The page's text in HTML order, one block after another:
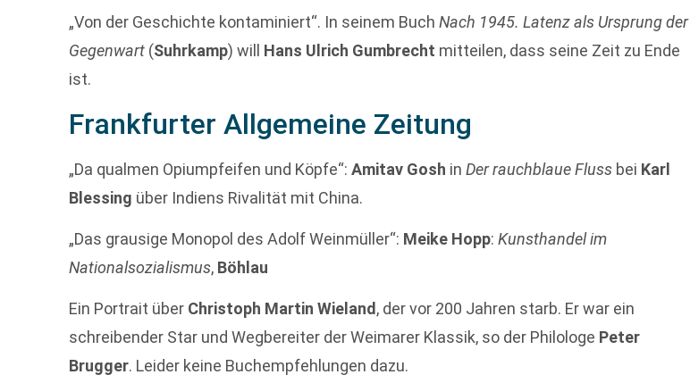
„Von der Geschichte kontaminiert“. In seinem BuchNach 1945. Latenz als Ursprung der
Gegenwart (Suhrkamp) will Hans Ulrich Gumbrecht mitteilen, dass seine Zeit zu Ende
ist.
Frankfurter Allgemeine Zeitung
„Da qualmen Opiumpfeifen und Köpfe“:Amitav Gosh inDer rauchblaue Fluss bei Karl
Blessing über Indiens Rivalität mit China.
„Das grausige Monopol des Adolf Weinmüller“: Meike Hopp:Kunsthandel im
Nationalsozialismus, Böhlau
Ein Portrait über Christoph Martin Wieland, der vor 200 Jahren starb. Er war ein
schreibender Star und Wegbereiter der Weimarer Klassik, so der Philologe Peter
Brugger. Leider keine Buchempfehlungen dazu.